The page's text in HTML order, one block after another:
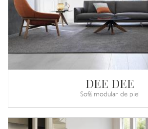
DEE DEE
Sofá modular de piel